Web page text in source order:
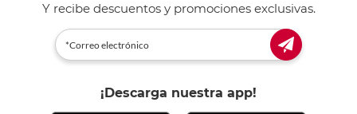
Y recibe descuentos y promociones exclusivas.
¡Descarga nuestra app!